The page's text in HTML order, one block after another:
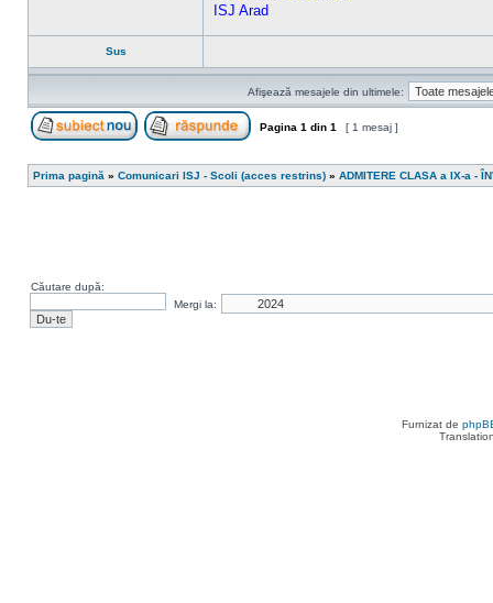
ISJ Arad
Sus
Afişează mesajele din ultimele:
Pagina 1 din 1 [ 1 mesaj ]
Prima pagină » Comunicari ISJ - Scoli (acces restrins) » ADMITERE CLASA a IX-a -
Căutare după:
Mergi la:
Furnizat de